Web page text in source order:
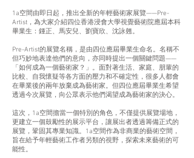
1a空間由即日起，推出全新的年輕藝術家展覽——Pre-
Artist，為大家介紹四位香港浸會大學視覺藝術院應屆本科
畢業生：鍾正、馬安兒、劉寶欣、沈詠翹。
Pre-Artist的展覽名稱，是由四位應屆畢業生命名。名稱不
但巧妙地表達他們的意向，亦同時提出一個關鍵問題——
「如何成為一個藝術家？」。面對著生活、家庭、朋輩的
比較、自我懷疑等各方面的壓力和不確定性，很多人都會
在畢業後的兩年放棄成為藝術家。但四位應屆畢業生希望
透過今次展覽，向公眾表示他們渴望成為藝術家的決心。
這次，1a空間擔當一個特別的角色，不僅提供展覽場地，
更建立一個鼓勵性的展示平台，讓展出者透過籌備正式的
展覽，鞏固其專業知識。1a空間作為非商業的藝術空間，
旨在給予年輕藝術工作者另類的視野，探索未來藝術的可
能性。